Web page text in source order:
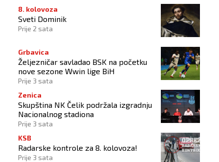
8. kolovoza
Sveti Dominik
Prije 2 sata
Grbavica
Željezničar savladao BSK na početku
nove sezone Wwin lige BiH
Prije 3 sata
Zenica
Skupština NK Čelik podržala izgradnju
Nacionalnog stadiona
Prije 3 sata
KSB
Radarske kontrole za 8. kolovoza!
Prije 3 sata